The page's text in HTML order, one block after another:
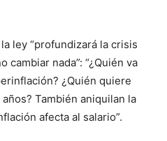
ley “profundizará la crisis
cambiar nada”: “¿Quién va
¿Quién quiere
También aniquilan la
afecta al salario”.